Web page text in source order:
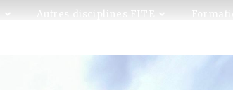
Autres disciplines FITE